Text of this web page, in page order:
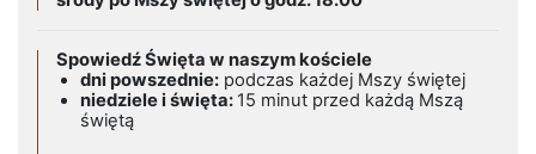
Spowiedź Święta w naszym kościele
dni powszednie: podczas każdej Mszy świętej
niedziele i święta: 15 minut przed każdą Mszą
świętą